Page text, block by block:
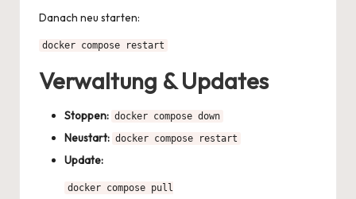
Danach neu starten:
docker compose restart
Verwaltung & Updates
Stoppen: docker compose down
Neustart: docker compose restart
Update:
docker compose pull